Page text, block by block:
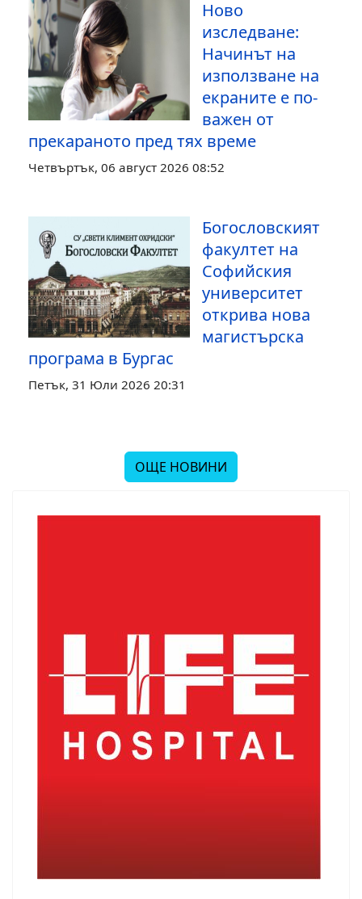
Ново
изследване:
Начинът на
използване на
екраните е по-
важен от
прекараното пред тях време
Четвъртък, 06 август 2026 08:52
Богословският
факултет на
Софийския
университет
открива нова
магистърска
програма в Бургас
Петък, 31 Юли 2026 20:31
ОЩЕ НОВИНИ